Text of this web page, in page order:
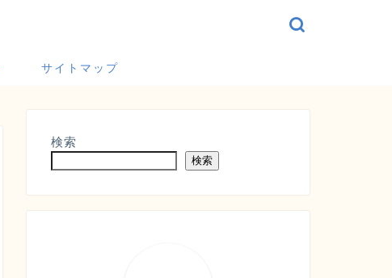
サイトマップ
検索
検索